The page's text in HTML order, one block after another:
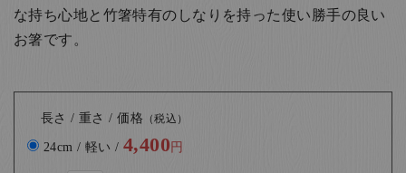
な持ち心地と竹箸特有のしなりを持った使い勝手の良い
お箸です。
長さ / 重さ / 価格 （税込）
24cm / 軽い /4,400円